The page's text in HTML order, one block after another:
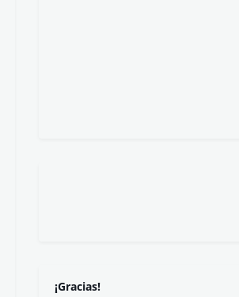
¡Gracias!